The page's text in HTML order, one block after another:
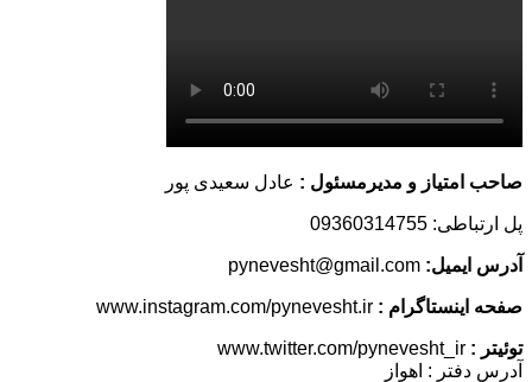
صاحب امتیاز و مدیرمسئول : عادل سعیدی پور
پل ارتباطی: 09360314755
آدرس ایمیل:
صفحه اینستاگرام :
توئیتر :
آدرس دفتر : اهواز